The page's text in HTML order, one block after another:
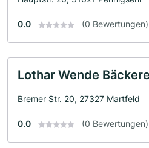
0.0 (0 Bewertungen)
Lothar Wende
Bremer Str. 20, 27327 Martfeld
0.0 (0 Bewertungen)